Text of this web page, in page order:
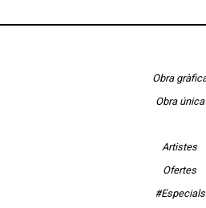
Obra
Obra única
Artistes
Ofertes
#Especials